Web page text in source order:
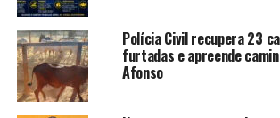
Polícia Civil recupera 23
furtadas e apreende
Afonso